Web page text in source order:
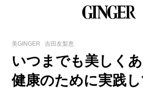
美GINGER 吉田友梨恵
いつまでも美しくあ
健康のために実践